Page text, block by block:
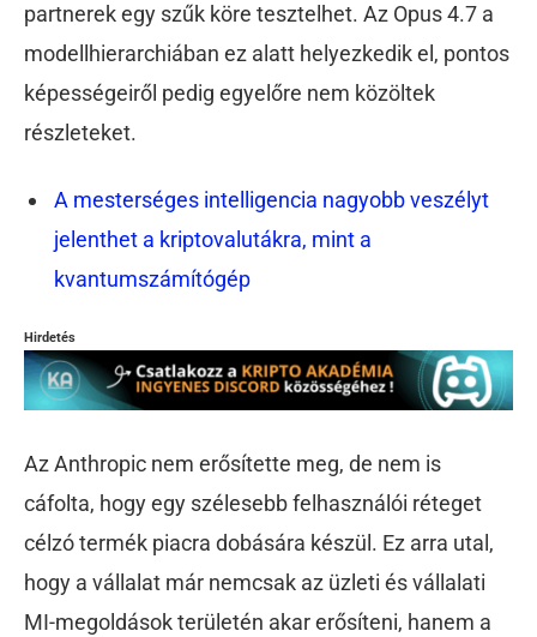
partnerek egy szűk köre tesztelhet. Az Opus 4.7 a
modellhierarchiában ez alatt helyezkedik el, pontos
képességeiről pedig egyelőre nem közöltek
részleteket.
A mesterséges intelligencia nagyobb veszélyt
jelenthet a kriptovalutákra, mint a
kvantumszámítógép
Hirdetés
Az Anthropic nem erősítette meg, de nem is
cáfolta, hogy egy szélesebb felhasználói réteget
célzó termék piacra dobására készül. Ez arra utal,
hogy a vállalat már nemcsak az üzleti és vállalati
MI-megoldások területén akar erősíteni, hanem a